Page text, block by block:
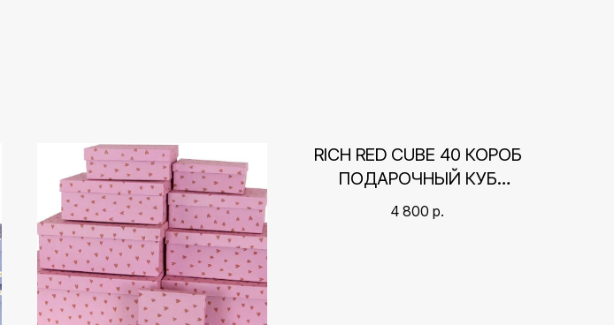
RICH RED CUBE 40 КОРОБ
ПОДАРОЧНЫЙ КУБ
(40Х40Х40 СМ)
4 800 р.